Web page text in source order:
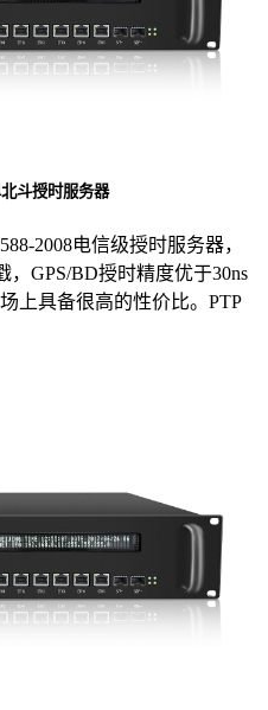
斗授时服务器
2008电信级授时服务器，
GPS/BD授时精度优于30ns
上具备很高的性价比。PTP